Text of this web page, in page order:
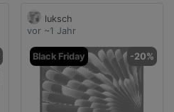
luksch
vor ~1 Jahr
Black Friday -20%